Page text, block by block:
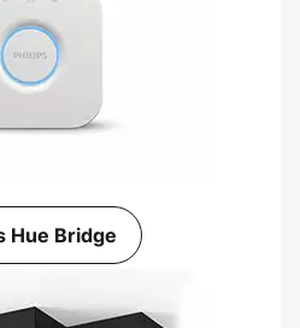
Hue Bridge